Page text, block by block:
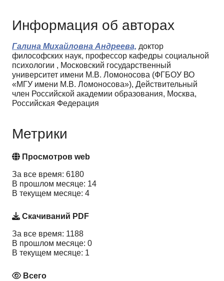
Информация об авторах
Галина Михайловна Андреева, доктор
философских наук, профессор кафедры социальной
психологии , Московский государственный
университет имени М.В. Ломоносова (ФГБОУ ВО
«МГУ имени М.В. Ломоносова»), Действительный
член Российской академии образования, Москва,
Российская Федерация
Метрики
Просмотров web
За все время: 6180
В прошлом месяце: 14
В текущем месяце: 4
Скачиваний PDF
За все время: 1188
В прошлом месяце: 0
В текущем месяце: 1
Всего